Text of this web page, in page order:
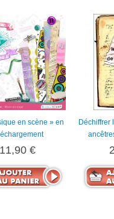
en scène » en
11,90 €
Déchiffrer